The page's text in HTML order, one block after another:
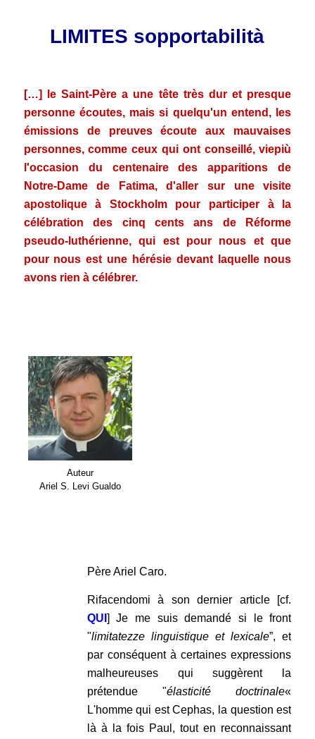
LIMITES sopportabilità
[…] le Saint-Père a une tête très dur et presque
personne écoutes, mais si quelqu'un entend, les
émissions de preuves écoute aux mauvaises
personnes, comme ceux qui ont conseillé, viepiù
l'occasion du centenaire des apparitions de
Notre-Dame de Fatima, d'aller sur une visite
apostolique à Stockholm pour participer à la
célébration des cinq cents ans de Réforme
pseudo-luthérienne, qui est pour nous et que
pour nous est une hérésie devant laquelle nous
avons rien à célébrer.
Auteur
Ariel S. Levi Gualdo
Père Ariel Caro.
Rifacendomi à son dernier article [cf.
QUI ] Je me suis demandé si le front
"limitatezze linguistique et lexicale”, et
par conséquent à certaines expressions
malheureuses qui suggèrent la
prétendue "élasticité doctrinale«
L'homme qui est Cephas, la question est
là à la fois Paul, tout en reconnaissant